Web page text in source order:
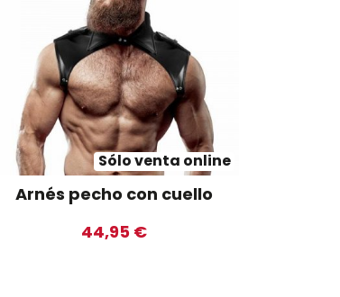
Sólo venta online
Arnés pecho con cuello
44,95 €